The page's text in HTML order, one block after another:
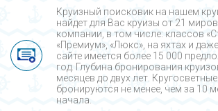
Круизный поисковик на нашем
найдет для Вас круизы от 21
компании, в том числе: классов
«Премиум», «Люкс», на яхтах и
сайте имеется более 15 000
год. Глубина бронирования
месяцев до двух лет.
бронируются не менее, чем за 10
начала.